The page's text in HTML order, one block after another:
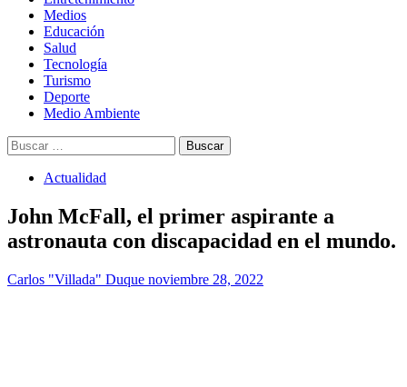
Medios
Educación
Salud
Tecnología
Turismo
Deporte
Medio Ambiente
Buscar:
Actualidad
John McFall, el primer aspirante a
astronauta con discapacidad en el mundo.
Carlos "Villada" Duque noviembre 28, 2022